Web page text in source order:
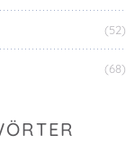
(52)
(68)